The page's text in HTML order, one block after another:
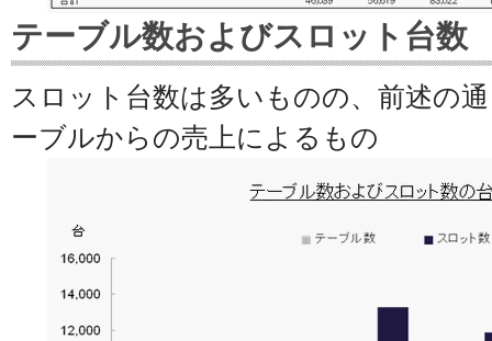
テーブル数およびスロット台数
スロット台数は多いものの、前述の
ーブルからの売上によるもの